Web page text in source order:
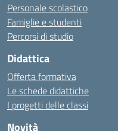
Personale scolastico
Famiglie e studenti
Percorsi di studio
Didattica
Offerta formativa
Le schede didattiche
I progetti delle classi
Novità